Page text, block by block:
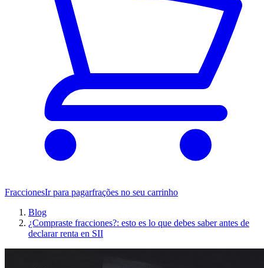
FraccionesIr para pagarfrações no seu carrinho
Blog
¿Compraste fracciones?: esto es lo que debes saber antes de
declarar renta en SII